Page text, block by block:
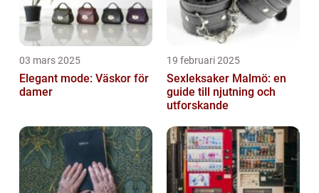
03 mars 2025
Elegant mode: Väskor för
damer
19 februari 2025
Sexleksaker Malmö: en
guide till njutning och
utforskande